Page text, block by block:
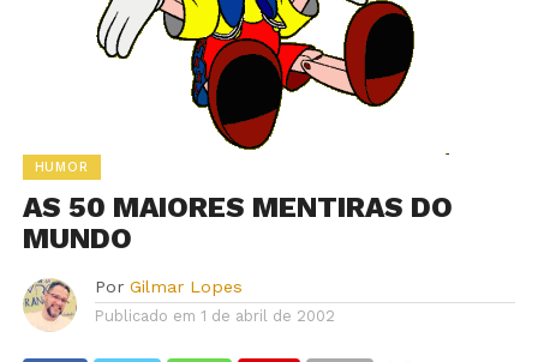
HUMOR
AS 50 MAIORES MENTIRAS DO
MUNDO
Por Gilmar Lopes
Publicado em 1 de abril de 2002